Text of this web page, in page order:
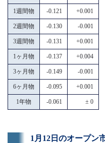
1週間物 -0.121 +0.001
2週間物 -0.130 -0.001
3週間物 -0.131 +0.001
1ヶ月物 -0.137 +0.004
3ヶ月物 -0.149 -0.001
6ヶ月物 -0.095 +0.001
1年物 -0.061 ± 0
1月12日のオープン